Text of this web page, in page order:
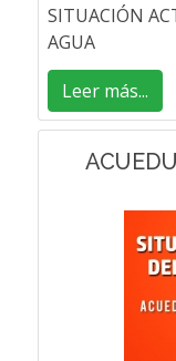
SITUACIÓN
AGUA
Leer más...